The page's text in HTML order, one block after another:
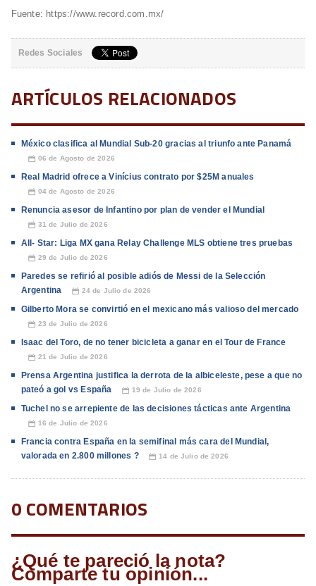
Fuente: https://www.record.com.mx/
Redes Sociales
ARTÍCULOS RELACIONADOS
México clasifica al Mundial Sub-20 gracias al triunfo ante Panamá
📅 06 de Agosto de 2026
Real Madrid ofrece a Vinícius contrato por $25M anuales
📅 04 de Agosto de 2026
Renuncia asesor de Infantino por plan de vender el Mundial
📅 31 de Julio de 2026
All- Star: Liga MX gana Relay Challenge MLS obtiene tres pruebas
📅 29 de Julio de 2026
Paredes se refirió al posible adiós de Messi de la Selección
Argentina
📅 24 de Julio de 2026
Gilberto Mora se convirtió en el mexicano más valioso del mercado
📅 23 de Julio de 2026
Isaac del Toro, de no tener bicicleta a ganar en el Tour de France
📅 21 de Julio de 2026
Prensa Argentina justifica la derrota de la albiceleste, pese a que no
pateó a gol vs España
📅 19 de Julio de 2026
Tuchel no se arrepiente de las decisiones tácticas ante Argentina
📅 16 de Julio de 2026
Francia contra España en la semifinal más cara del Mundial,
valorada en 2.800 millones ?
📅 14 de Julio de 2026
0 COMENTARIOS
¿Qué te pareció la nota?
Comparte tu opinión...